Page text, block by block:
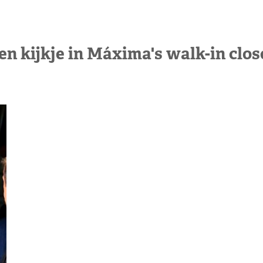
kijkje in Máxima's walk-in